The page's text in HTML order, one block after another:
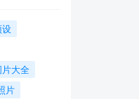
设
片大全
片